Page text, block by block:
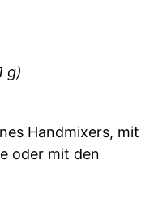
g)
Handmixers, mit
oder mit den